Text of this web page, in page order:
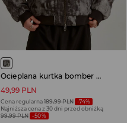
Ocieplana kurtka bomber we wzory
49,99 PLN
Cena regularna189,99 PLN -74%
Najniższa cena z 30 dni przed obniżką
99,99 PLN -50%